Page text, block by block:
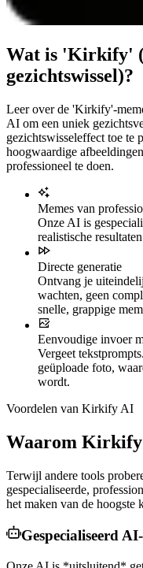
Wat is 'Kirkify'
gezichtswissel)?
Leer over de 'Kirkify'-
AI om een uniek
gezichtswisseleffect toe te
hoogwaardige
professioneel te doen.
Memes van
Onze AI is
realistische
Directe generatie
Ontvang je
wachten, geen
snelle, grappige
Eenvoudige invoer
Vergeet
geüploade foto,
wordt.
Voordelen van Kirkify AI
Waarom Kirkify
Terwijl andere tools
gespecialiseerde,
het maken van de
Gespecialiseerd